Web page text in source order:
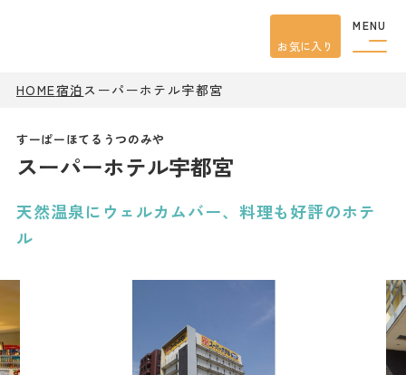
MENU
お気に入り
HOME宿泊スーパーホテル宇都宮
スーパーホテル宇都宮
天然温泉にウェルカムバー、料理も好評のホテ
ル
イベント
アクセス
ピックアップ
はじめての宇都宮